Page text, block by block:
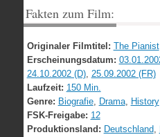
Fakten zum Film:
Originaler Filmtitel: The Pianist
Erscheinungsdatum:
24.10.2002 (D), 25.09.2002 (FR)
Laufzeit: 150 Min.
Genre: Biografie, Drama, History
FSK-Freigabe: 12
Produktionsland: Deutschland,